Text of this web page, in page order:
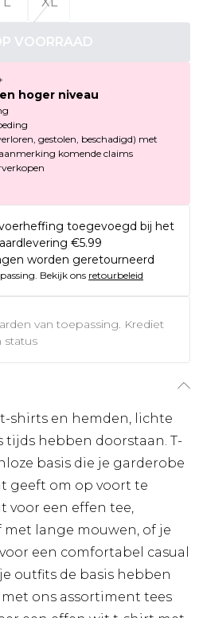
VOORRAAD
hoger niveau
gestolen, beschadigd) met
komende claims
toegevoegd bij het
€5.99
worden geretourneerd
Bekijk ons retourbeleid
van toepassing. Krediet
status
shirts en hemden, lichte
tijds hebben doorstaan. T-
basis die je garderobe
geeft om op voort te
voor een effen tee,
lange mouwen, of je
een comfortabel casual
outfits de basis hebben
ons assortiment tees